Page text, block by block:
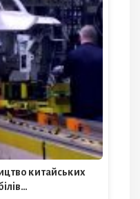
китайських